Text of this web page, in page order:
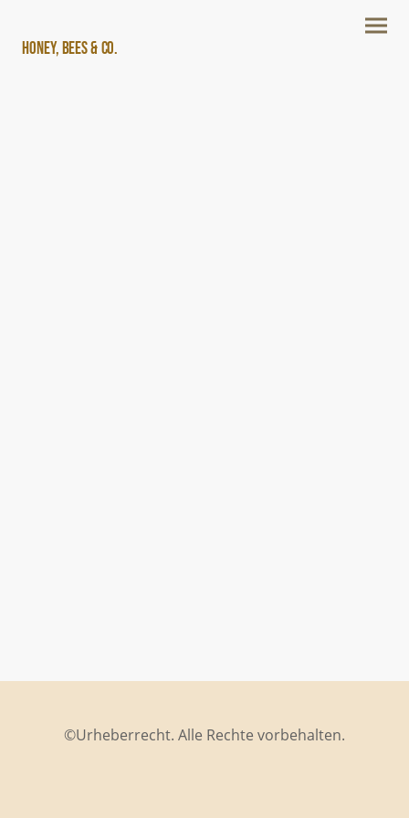
Honey, Bees & Co.
©Urheberrecht. Alle Rechte vorbehalten.